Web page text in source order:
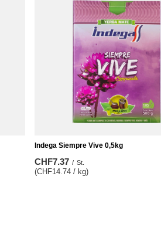
Indega Siempre Vive 0,5kg
CHF7.37 / St.
(CHF14.74 / kg)